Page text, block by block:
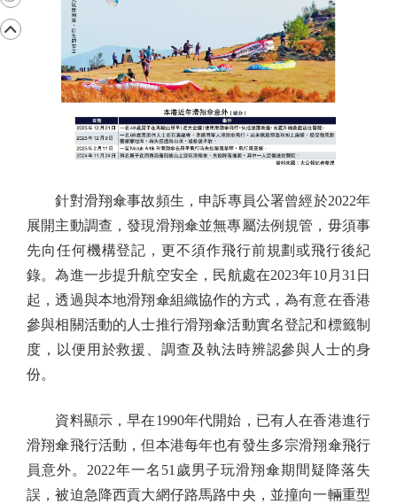
針對滑翔傘事故頻生，申訴專員公署曾經於2022年
展開主動調查，發現滑翔傘並無專屬法例規管，毋須事
先向任何機構登記，更不須作飛行前規劃或飛行後紀
錄。為進一步提升航空安全，民航處在2023年10月31日
起，透過與本地滑翔傘組織協作的方式，為有意在香港
參與相關活動的人士推行滑翔傘活動實名登記和標籤制
度，以便用於救援、調查及執法時辨認參與人士的身
份。
資料顯示，早在1990年代開始，已有人在香港進行
滑翔傘飛行活動，但本港每年也有發生多宗滑翔傘飛行
員意外。2022年一名51歲男子玩滑翔傘期間疑降落失
誤，被迫急降西貢大網仔路馬路中央，並撞向一輛重型